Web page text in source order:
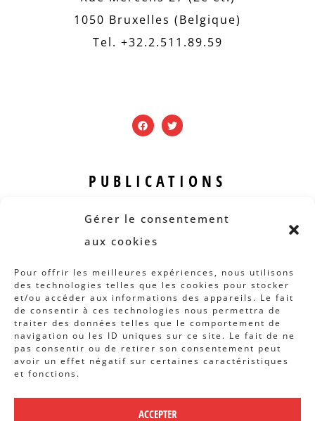
Gérer le consentement
aux cookies
Pour offrir les meilleures expériences, nous utilisons
des technologies telles que les cookies pour stocker
et/ou accéder aux informations des appareils. Le fait
de consentir à ces technologies nous permettra de
traiter des données telles que le comportement de
navigation ou les ID uniques sur ce site. Le fait de ne
pas consentir ou de retirer son consentement peut
avoir un effet négatif sur certaines caractéristiques
et fonctions.
ACCEPTER
1050 Bruxelles (Belgique)
Tel. +32.2.511.89.59
PUBLICATIONS
Revue B.I.S.
Rapports et analyses
Articles
AUTRES INFOS
Actions
Concertation
Archives